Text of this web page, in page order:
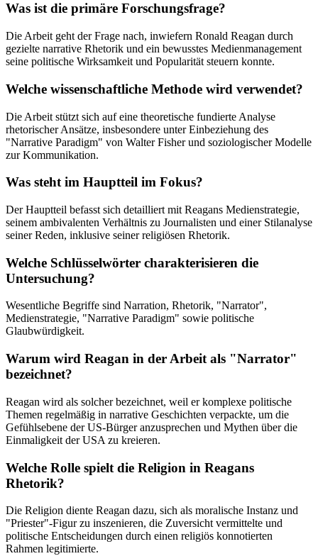
Was ist die primäre Forschungsfrage?
Die Arbeit geht der Frage nach, inwiefern Ronald Reagan durch
gezielte narrative Rhetorik und ein bewusstes Medienmanagement
seine politische Wirksamkeit und Popularität steuern konnte.
Welche wissenschaftliche Methode wird verwendet?
Die Arbeit stützt sich auf eine theoretische fundierte Analyse
rhetorischer Ansätze, insbesondere unter Einbeziehung des
"Narrative Paradigm" von Walter Fisher und soziologischer Modelle
zur Kommunikation.
Was steht im Hauptteil im Fokus?
Der Hauptteil befasst sich detailliert mit Reagans Medienstrategie,
seinem ambivalenten Verhältnis zu Journalisten und einer Stilanalyse
seiner Reden, inklusive seiner religiösen Rhetorik.
Welche Schlüsselwörter charakterisieren die
Untersuchung?
Wesentliche Begriffe sind Narration, Rhetorik, "Narrator",
Medienstrategie, "Narrative Paradigm" sowie politische
Glaubwürdigkeit.
Warum wird Reagan in der Arbeit als "Narrator"
bezeichnet?
Reagan wird als solcher bezeichnet, weil er komplexe politische
Themen regelmäßig in narrative Geschichten verpackte, um die
Gefühlsebene der US-Bürger anzusprechen und Mythen über die
Einmaligkeit der USA zu kreieren.
Welche Rolle spielt die Religion in Reagans
Rhetorik?
Die Religion diente Reagan dazu, sich als moralische Instanz und
"Priester"-Figur zu inszenieren, die Zuversicht vermittelte und
politische Entscheidungen durch einen religiös konnotierten
Rahmen legitimierte.